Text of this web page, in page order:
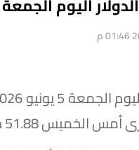
جنيه للشراء 52 جنيه للبيع.